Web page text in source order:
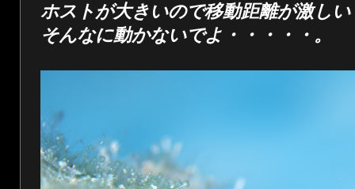
ホストが大きいので移動距離が激し
そんなに動かないでよ・・・・・。